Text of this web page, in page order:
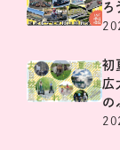
ろ
初
広
の